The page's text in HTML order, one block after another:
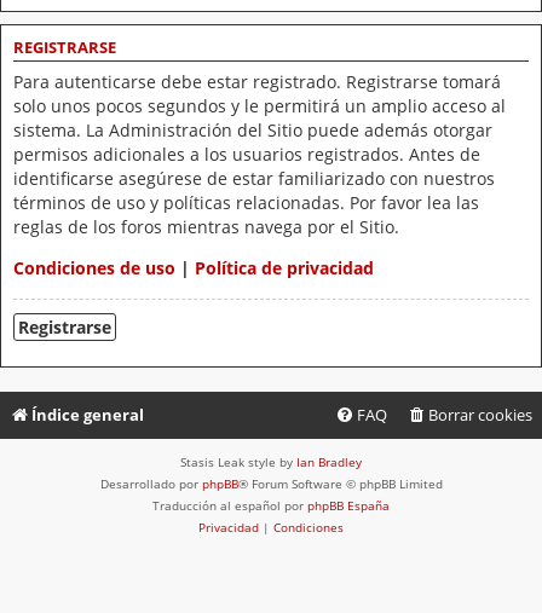
REGISTRARSE
Para autenticarse debe estar registrado. Registrarse tomará
solo unos pocos segundos y le permitirá un amplio acceso al
sistema. La Administración del Sitio puede además otorgar
permisos adicionales a los usuarios registrados. Antes de
identificarse asegúrese de estar familiarizado con nuestros
términos de uso y políticas relacionadas. Por favor lea las
reglas de los foros mientras navega por el Sitio.
Condiciones de uso | Política de privacidad
Registrarse
Índice general Borrar cookies
FAQ
Stasis Leak style by Ian Bradley
Desarrollado por phpBB® Forum Software © phpBB Limited
Traducción al español por phpBB España
Privacidad | Condiciones